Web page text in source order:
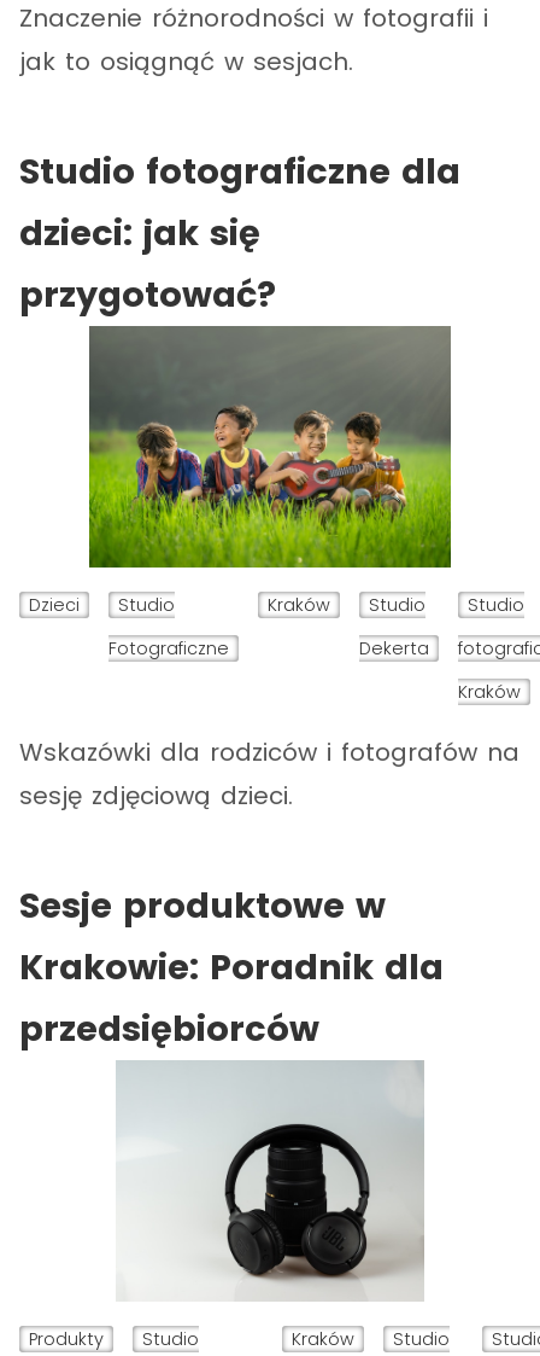
Znaczenie różnorodności w fotografii i
jak to osiągnąć w sesjach.
Studio fotograficzne dla
dzieci: jak się
przygotować?
Dzieci
Studio
Fotograficzne
Kraków
Studio
Dekerta
Studio
Kraków
Wskazówki dla rodziców i fotografów na
sesję zdjęciową dzieci.
Sesje produktowe w
Krakowie: Poradnik dla
przedsiębiorców
Produkty
Studio
Kraków
Studio